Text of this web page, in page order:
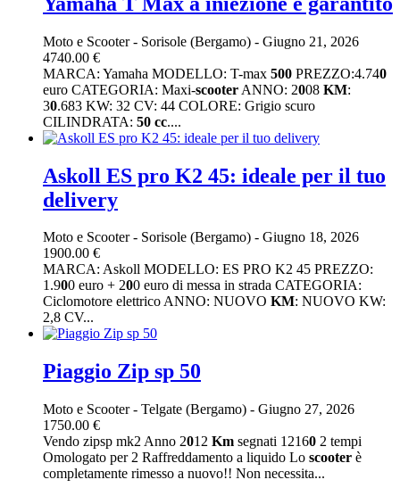
Moto e Scooter- Sorisole (Bergamo) - Giugno 21, 2026
4740.00 €
MARCA: Yamaha MODELLO: T-max 500 PREZZO:4.740
euro CATEGORIA: Maxi-scooter ANNO: 2008 KM:
30.683 KW: 32 CV: 44 COLORE: Grigio scuro
CILINDRATA: 50 cc....
Askoll ES pro K2 45: ideale per il tuo
delivery
Moto e Scooter- Sorisole (Bergamo) - Giugno 18, 2026
1900.00 €
MARCA: Askoll MODELLO: ES PRO K2 45 PREZZO:
1.900 euro + 200 euro di messa in strada CATEGORIA:
Ciclomotore elettrico ANNO: NUOVO KM: NUOVO KW:
2,8 CV...
Piaggio Zip sp 50
Moto e Scooter- Telgate (Bergamo) - Giugno 27, 2026
1750.00 €
Vendo zipsp mk2 Anno 2012 Km segnati 12160 2 tempi
Omologato per 2 Raffreddamento a liquido Lo scooter è
completamente rimesso a nuovo!! Non necessita...